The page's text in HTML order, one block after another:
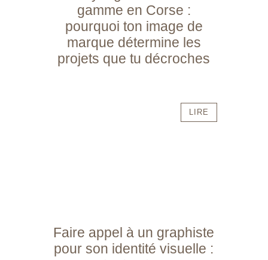
gamme en Corse :
pourquoi ton image de
marque détermine les
projets que tu décroches
LIRE
Faire appel à un graphiste
pour son identité visuelle :